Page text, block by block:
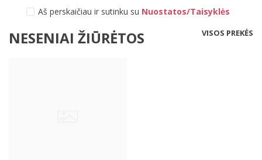
Aš perskaičiau ir sutinku su Nuostatos/Taisyklės
NESENIAI ŽIŪRĖTOS VISOS PREKĖS